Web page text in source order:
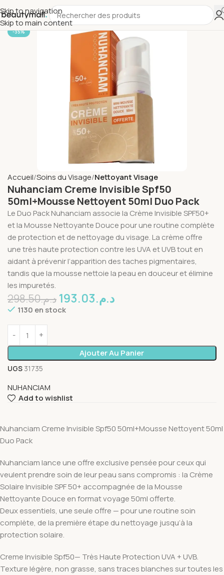
Skip to navigation
Skip to main content
-35%
Accueil Soins du Visage Nettoyant Visage
Nuhanciam Creme Invisible Spf50
50ml+Mousse Nettoyent 50ml Duo Pack
Le Duo Pack Nuhanciam associe la Crème Invisible SPF50+
et la Mousse Nettoyante Douce pour une routine complète
de protection et de nettoyage du visage. La crème offre
une très haute protection contre les UVA et UVB tout en
aidant à prévenir l’apparition des taches pigmentaires,
tandis que la mousse nettoie la peau en douceur et élimine
les impuretés.
د.م.298.50 د.م.193.03
1130 en stock
Ajouter Au Panier
UGS 31735
NUHANCIAM
Add to wishlist
Nuhanciam Creme Invisible Spf50 50ml+Mousse Nettoyent 50ml
Duo Pack
Nuhanciam lance une offre exclusive pensée pour ceux qui
veulent prendre soin de leur peau sans compromis : la Crème
Solaire Invisible SPF 50+ accompagnée de la Mousse
Nettoyante Douce en format voyage 50ml offerte.
Deux essentiels, une seule offre — pour une routine soin
complète, de la première étape du nettoyage jusqu’à la
protection solaire.
Creme Invisible Spf50— Très Haute Protection UVA + UVB.
Texture légère, non grasse, sans traces blanches sur toutes les